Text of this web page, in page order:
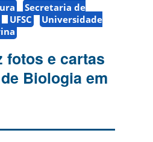
Secretaria de
UFSC
Universidade
fotos e cartas
Biologia em